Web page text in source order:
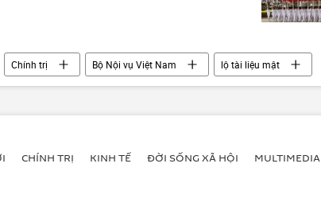
Chính trị Bộ Nội vụ Việt Nam lộ tài liệu mật
CHÍNH TRỊ KINH TẾ ĐỜI SỐNG XÃ HỘI MULTIMEDIA